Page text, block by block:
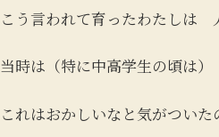
こう言われて育ったわたしは
当時は（特に中高学生の頃は
これはおかしいなと気がついた